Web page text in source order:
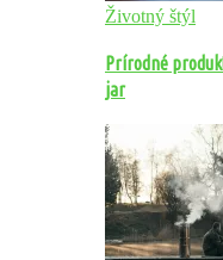
Životný štýl
Prírodné
jar